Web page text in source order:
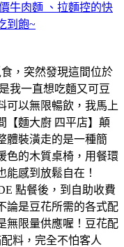
牛肉麵 、拉麵控的快
到飽~
，突然發現這間位於
我一直想吃麵又可豆
可以無限暢飲，我馬上
【麵大廚 四平店】顛
體裝潢走的是一種簡
色的木質桌椅，用餐環
感到放鬆自在！
點餐後，到自助收費
論是豆花所需的各式配
無限量供應喔！豆花配
料，完全不怕客人